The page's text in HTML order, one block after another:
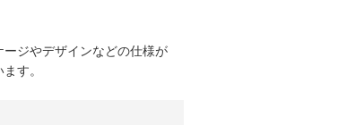
ジやデザインなどの仕様が
す。